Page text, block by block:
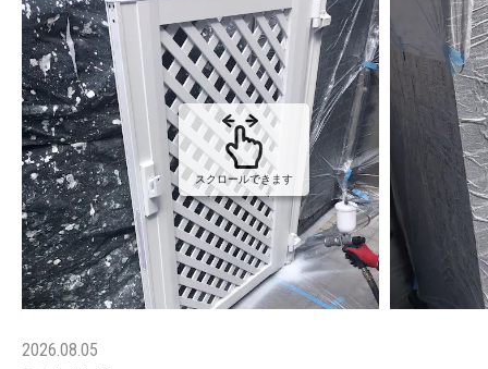
スクロールできます
2026.08.05